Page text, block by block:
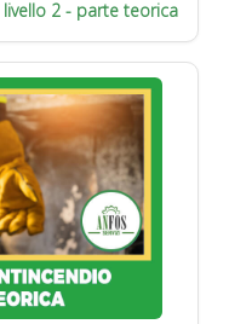
2 - parte teorica